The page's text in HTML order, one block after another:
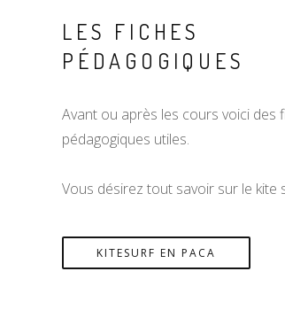
LES FICHES
PÉDAGOGIQUES
Avant ou après les cours voici des
pédagogiques utiles.
Vous désirez tout savoir sur le kite
KITESURF EN PACA